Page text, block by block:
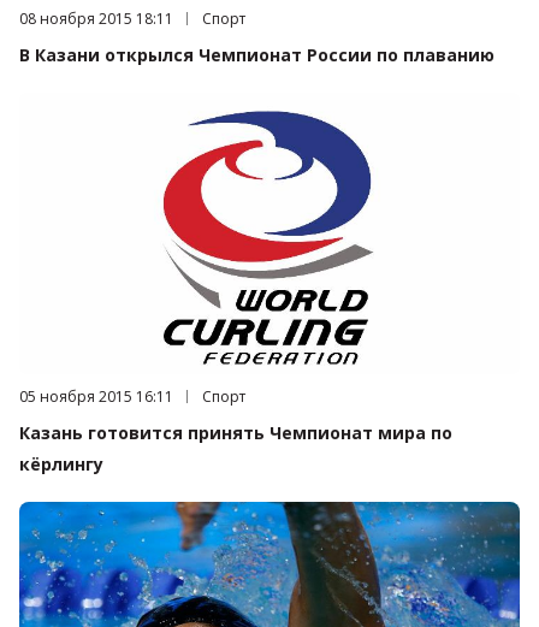
Дата публикации:
08 ноября 2015 18:11 Категория:
Спорт
В Казани открылся Чемпионат России по плаванию
Дата публикации:
05 ноября 2015 16:11 Категория:
Спорт
Казань готовится принять Чемпионат мира по
кёрлингу